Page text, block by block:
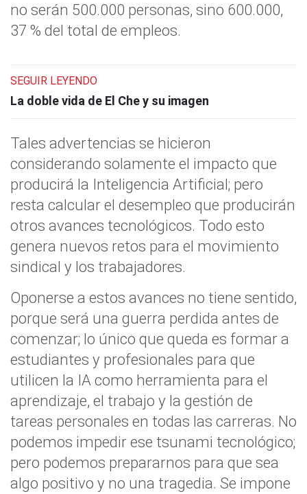
no serán 500.000 personas, sino 600.000,
37 % del total de empleos.
SEGUIR LEYENDO
La doble vida de El Che y su imagen
Tales advertencias se hicieron
considerando solamente el impacto que
producirá la Inteligencia Artificial; pero
resta calcular el desempleo que producirán
otros avances tecnológicos. Todo esto
genera nuevos retos para el movimiento
sindical y los trabajadores.
Oponerse a estos avances no tiene sentido,
porque será una guerra perdida antes de
comenzar; lo único que queda es formar a
estudiantes y profesionales para que
utilicen la IA como herramienta para el
aprendizaje, el trabajo y la gestión de
tareas personales en todas las carreras. No
podemos impedir ese tsunami tecnológico;
pero podemos prepararnos para que sea
algo positivo y no una tragedia. Se impone